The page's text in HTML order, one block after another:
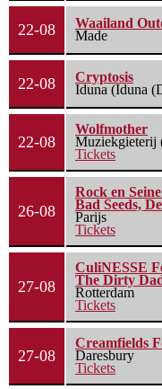
22-08
Waailand
Made
22-08
Cryptosis
Iduna (Iduna
22-08
Wolfmother
Muziekgieterij
Tickets
26-08
Rock en
Bad Seeds,
Parijs
Tickets
27-08
CuliNESSE
The Dirty
Rotterdam
Tickets
27-08
Creamfields
Daresbury
Tickets